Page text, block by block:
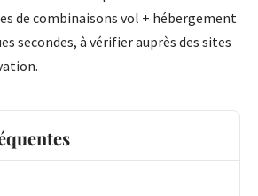
de combinaisons vol + hébergement
secondes, à vérifier auprès des sites